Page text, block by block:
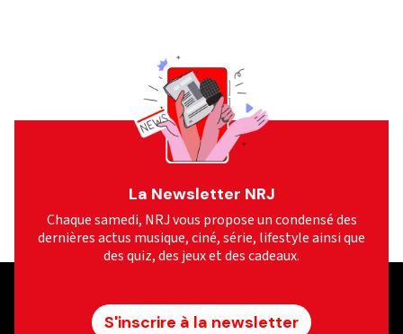
La Newsletter NRJ
Chaque samedi, NRJ vous propose un condensé des
dernières actus musique, ciné, série, lifestyle ainsi que
des quiz, des jeux et des cadeaux.
S'inscrire à la newsletter